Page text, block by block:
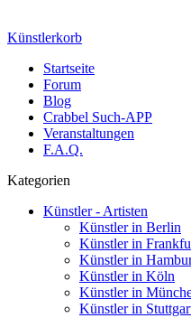
Künstlerkorb
Startseite
Forum
Blog
Crabbel Such-APP
Veranstaltungen
F.A.Q.
Kategorien
Künstler - Artisten
Künstler in Berlin
Künstler in
Künstler in
Künstler in Köln
Künstler in
Künstler in